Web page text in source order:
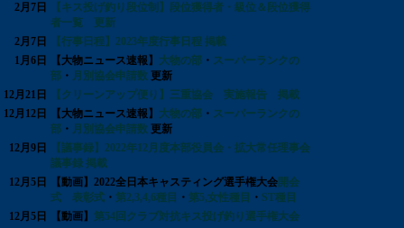
2月7日
【キス投げ釣り段位制】段位獲得者・級位＆段位獲得
者一覧 更新
2月7日
【行事日程】2023年度行事日程 掲載
1月6日
【大物ニュース速報】 大物の部 ・ スーパーランクの
部 ・ 月別協会申請数 更新
12月21日
【クリーンアップ便り】三重協会 実施報告 掲載
12月12日
【大物ニュース速報】 大物の部 ・ スーパーランクの
部 ・ 月別協会申請数 更新
12月9日
【議事録】2022年12月度本部役員会・拡大常任理事会
議事録 掲載
12月5日
【動画】2022全日本キャスティング選手権大会開会
式 表彰式 ・ 第2,3,4,6種目 ・ 第5,女性種目 ・ ST種目
12月5日
【動画】 第54回クラブ対抗キス投げ釣り選手権大会